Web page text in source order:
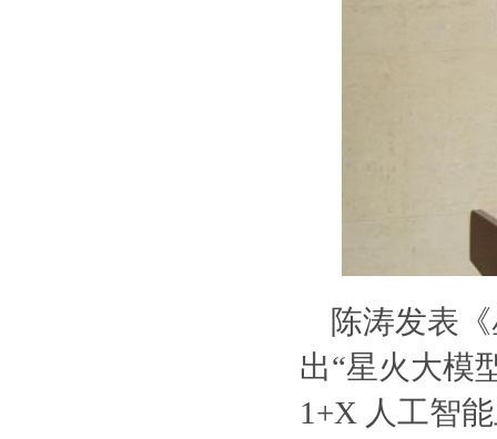
陈涛发表
出“星火大模
1+X 人工智